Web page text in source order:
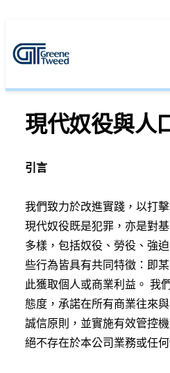
現代奴役與人
引言
我們致力於改進實踐，以打
現代奴役既是犯罪，亦是對
多樣，包括奴役、勞役、強
些行為皆具有共同特徵：即
此獲取個人或商業利益。 我
態度，承諾在所有商業往來
誠信原則，並實施有效管控
絕不存在於本公司業務或任